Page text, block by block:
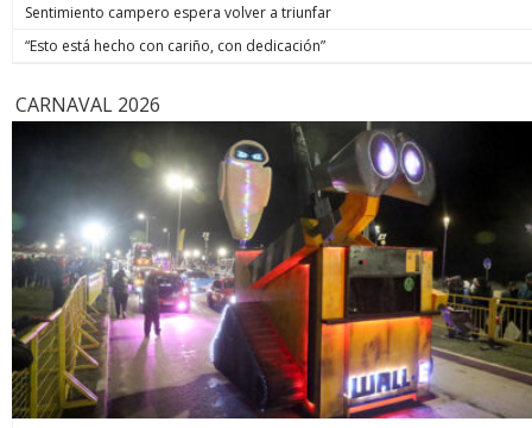
Sentimiento campero espera volver a triunfar
“Esto está hecho con cariño, con dedicación”
CARNAVAL 2026